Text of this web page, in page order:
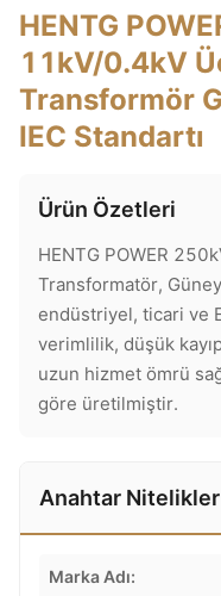
HENTG
11kV/0.4kV
Transformör
IEC Standartı
Ürün Özetleri
HENTG POWER
Transformatör,
endüstriyel, ticari ve
verimlilik, düşük
uzun hizmet ömrü
göre üretilmiştir.
Anahtar Nitelikler
Marka Adı: